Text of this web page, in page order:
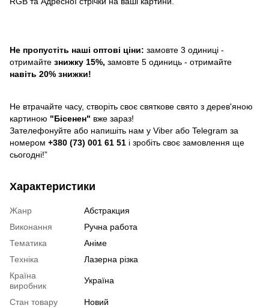
Не пропустіть наші оптові ціни: замовте 3 одиниці -
отримайте знижку 15%, замовте 5 одиниць - отримайте
навіть 20% знижки!
Не втрачайте часу, створіть своє святкове свято з дерев'яною
картиною "Бісенен" вже зараз!
Зателефонуйте або напишіть нам у Viber або Telegram за
номером +380 (73) 001 61 51 і зробіть своє замовлення ще
сьогодні!”
Характеристики
Жанр
Абстракция
Виконання
Ручна работа
Тематика
Аніме
Техніка
Лазерна різка
Країна
виробник
Україна
Стан товару
Новий